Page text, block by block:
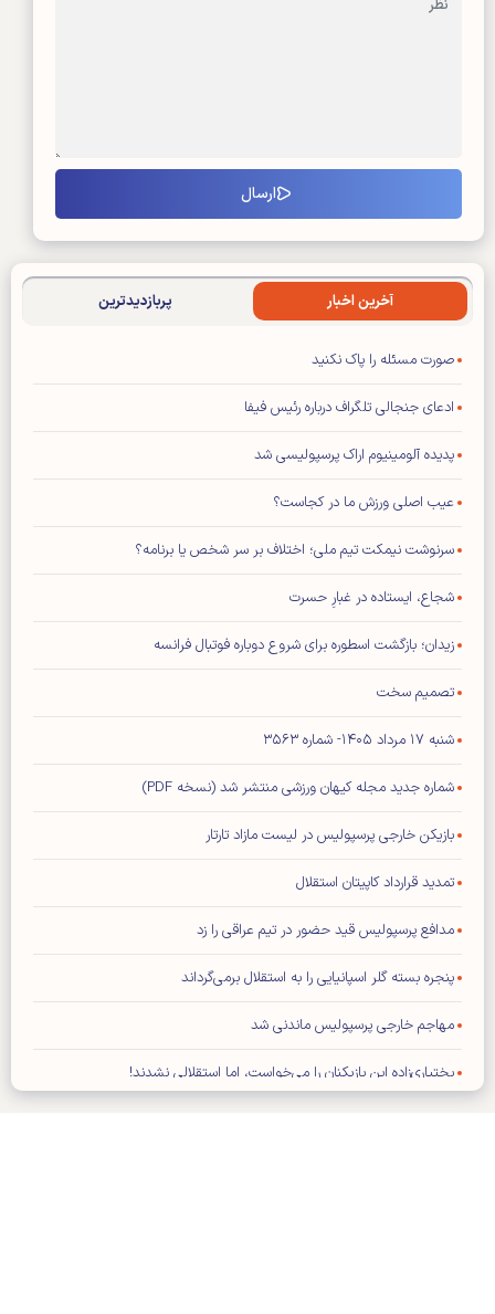
آخرین اخبار پربازدیدترین
صورت مسئله را پاک نکنید
ادعای جنجالی تلگراف درباره رئیس فیفا
پدیده آلومینیوم اراک پرسپولیسی شد
عیب اصلی ورزش ما در کجاست؟
سرنوشت نیمکت تیم ملی؛ اختلاف بر سر شخص یا برنامه؟
شجاع، ایستاده در غبارِ حسرت
زیدان؛ بازگشت اسطوره برای شروع دوباره فوتبال فرانسه
تصمیم سخت
شنبه ۱۷ مرداد ۱۴۰۵- شماره ۳۵۶۳
شماره جدید مجله کیهان ورزشی منتشر شد (نسخه PDF)
بازیکن خارجی پرسپولیس در لیست مازاد تارتار
تمدید قرارداد کاپیتان استقلال
مدافع پرسپولیس قید حضور در تیم عراقی را زد
پنجره بسته گلر اسپانیایی را به استقلال برمی‌گرداند
مهاجم خارجی پرسپولیس ماندنی شد
بختیاری‌زاده این بازیکنان را می‌خواست، اما استقلالی نشدند!